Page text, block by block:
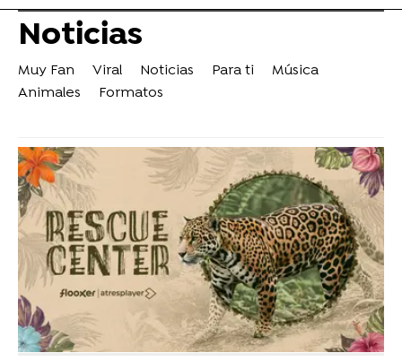
Noticias
Muy Fan Viral Noticias Para ti
Música
Animales
Formatos